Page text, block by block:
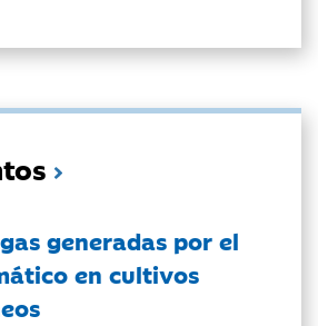
generadas por el
en cultivos